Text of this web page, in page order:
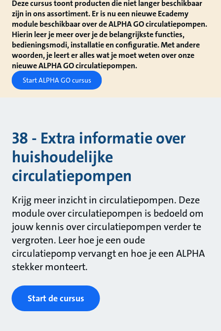
Deze cursus toont producten die niet langer beschikbaar
zijn in ons assortiment. Er is nu een nieuwe Ecademy
module beschikbaar over de ALPHA GO circulatiepompen.
Hierin leer je meer over je de belangrijkste functies,
bedieningsmodi, installatie en configuratie. Met andere
woorden, je leert er alles wat je moet weten over onze
nieuwe ALPHA GO circulatiepompen.
Start ALPHA GO cursus
38 - Extra informatie over
huishoudelijke
circulatiepompen
Krijg meer inzicht in circulatiepompen. Deze
module over circulatiepompen is bedoeld om
jouw kennis over circulatiepompen verder te
vergroten. Leer hoe je een oude
circulatiepomp vervangt en hoe je een ALPHA
stekker monteert.
Start de cursus